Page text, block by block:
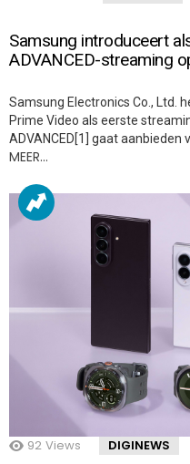
Samsung introduceert
ADVANCED-streaming
Samsung Electronics Co., Ltd.
Prime Video als eerste
ADVANCED[1] gaat aanbieden
MEER…
92 Views DIGINEWS